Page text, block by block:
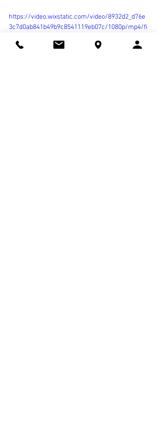
https://video.wixstatic.com/video/8932d2_d76e
3c7d0ab841b49b9c8541119eb07c/1080p/mp4/fi